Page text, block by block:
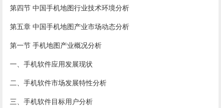
第四节 中国手机地图行业技术环境分析
第五章 中国手机地图产业市场动态分析
第一节 手机地图产业概况分析
一、手机软件应用发展现状
二、手机软件市场发展特性分析
三、手机软件目标用户分析